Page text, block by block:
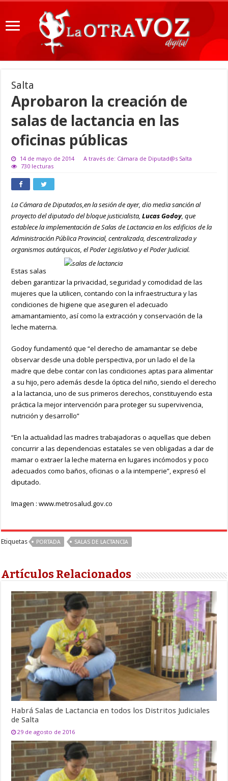
Salta
Aprobaron la creación de
salas de lactancia en las
oficinas públicas
14 de mayo de 2014
A través de: Cámara de Diputad@s Salta
730 lecturas
La Cámara de Diputados,en la sesión de ayer, dio media sanción al
proyecto del diputado del bloque justicialista,Lucas Godoy, que
establece la implementación de Salas de Lactancia en los edificios de la
Administración Pública Provincial, centralizada, descentralizada y
organismos autárquicos, el Poder Legislativo y el Poder Judicial.
Estas salas
deben garantizar la privacidad, seguridad y comodidad de las
mujeres que la utilicen, contando con la infraestructura y las
condiciones de higiene que aseguren el adecuado
amamantamiento, así como la extracción y conservación de la
leche materna.
Godoy fundamentó que “el derecho de amamantar se debe
observar desde una doble perspectiva, por un lado el de la
madre que debe contar con las condiciones aptas para alimentar
a su hijo, pero además desde la óptica del niño, siendo el derecho
a la lactancia, uno de sus primeros derechos, constituyendo esta
práctica la mejor intervención para proteger su supervivencia,
nutrición y desarrollo”
“En la actualidad las madres trabajadoras o aquellas que deben
concurrir a las dependencias estatales se ven obligadas a dar de
mamar o extraer la leche materna en lugares incómodos y poco
adecuados como baños, oficinas o a la intemperie”, expresó el
diputado.
Imagen : www.metrosalud.gov.co
Etiquetas PORTADA SALAS DE LACTANCIA
Artículos Relacionados
Habrá Salas de Lactancia en todos los Distritos Judiciales
de Salta
29 de agosto de 2016